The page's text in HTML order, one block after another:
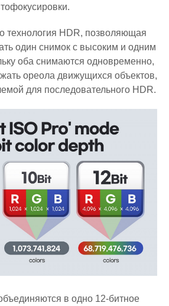
технология HDR, позволяющая
один снимок с высоким и одним
оба снимаются одновременно,
ореола движущихся объектов,
для последовательного HDR.
в одно 12-битное